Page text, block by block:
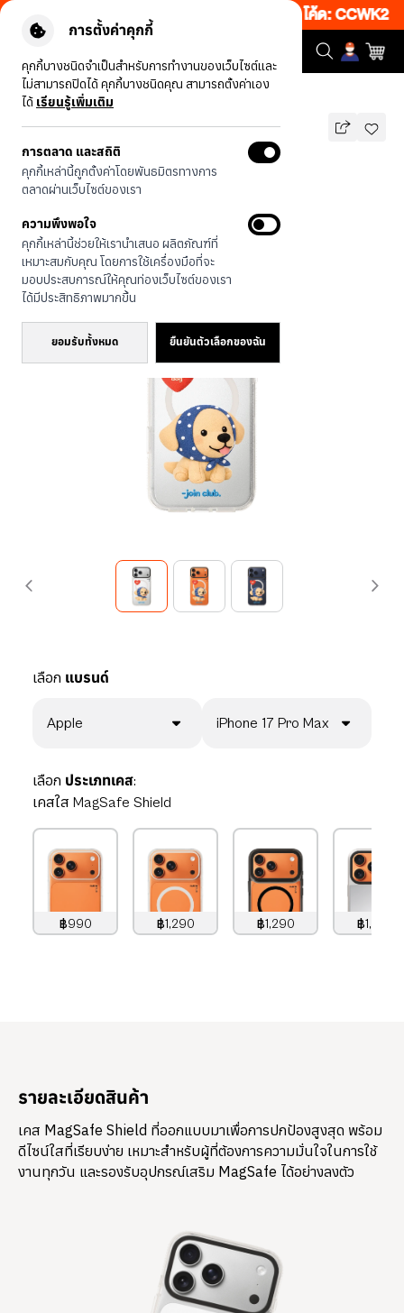
การตั้งค่าคุกกี้
คุกกี้บางชนิดจำเป็นสำหรับการทำงานของเว็บไซต์และ
ไม่สามารถปิดได้ คุกกี้บางชนิดคุณ สามารถตั้งค่าเอง
ได้ เรียนรู้เพิ่มเติม
การตลาด และสถิติ
คุกกี้เหล่านี้ถูกตั้งค่าโดยพันธมิตรทางการ
ตลาดผ่านเว็บไซต์ของเรา
ความพึงพอใจ
คุกกี้เหล่านี้ช่วยให้เรานำเสนอ ผลิตภัณฑ์ที่
เหมาะสมกับคุณ โดยการใช้เครื่องมือที่จะ
มอบประสบการณ์ให้คุณท่องเว็บไซต์ของเรา
ได้มีประสิทธิภาพมากขึ้น
ยอมรับทั้งหมด ยืนยันตัวเลือกของฉัน
บ 50% เพียงช้อป 1 ชิ้น เริ่มคืนนี้ 20.00-23.00 โค้ด: CCWK2|ข้
รุ่นทั้งหมด JTC Heartful โกลเด้นลาบราดอร์
รองรับ MAGSAFE
JTC Heartful โกลเด้นลาบราดอร์
1,490 บาท
🔥 ลด 200.- ขั้นต่ำ 1,000.- โค้ด:
EOSS200
เลือก แบรนด์
Apple iPhone 17 Pro Max
เลือก ประเภทเคส:
เคสใส MagSafe Shield
฿990
฿1,290
฿1,290
฿1,490
รายละเอียดสินค้า
เคส MagSafe Shield ที่ออกแบบมาเพื่อการปกป้องสูงสุด พร้อม
ดีไซน์ใสที่เรียบง่าย เหมาะสำหรับผู้ที่ต้องการความมั่นใจในการใช้
งานทุกวัน และรองรับอุปกรณ์เสริม MagSafe ได้อย่างลงตัว